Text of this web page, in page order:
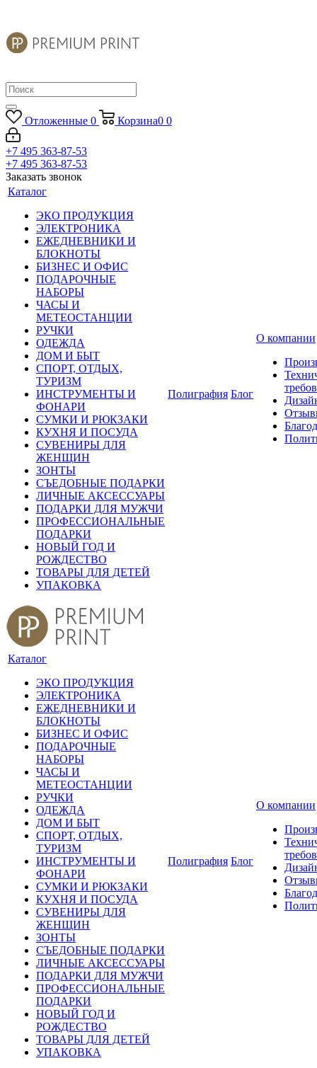
Отложенные 0 Корзина0 0
+7 495 363-87-53
+7 495 363-87-53
Заказать звонок
Каталог
ЭКО ПРОДУКЦИЯ
ЭЛЕКТРОНИКА
ЕЖЕДНЕВНИКИ И
БЛОКНОТЫ
БИЗНЕС И ОФИС
ПОДАРОЧНЫЕ
НАБОРЫ
ЧАСЫ И
МЕТЕОСТАНЦИИ
РУЧКИ
ОДЕЖДА
ДОМ И БЫТ
СПОРТ, ОТДЫХ,
ТУРИЗМ
ИНСТРУМЕНТЫ И
ФОНАРИ
СУМКИ И РЮКЗАКИ
КУХНЯ И ПОСУДА
СУВЕНИРЫ ДЛЯ
ЖЕНЩИН
ЗОНТЫ
СЪЕДОБНЫЕ ПОДАРКИ
ЛИЧНЫЕ АКСЕССУАРЫ
ПОДАРКИ ДЛЯ МУЖЧИ
ПРОФЕССИОНАЛЬНЫЕ
ПОДАРКИ
НОВЫЙ ГОД И
РОЖДЕСТВО
ТОВАРЫ ДЛЯ ДЕТЕЙ
УПАКОВКА
Полиграфия Блог
О компании
Каталог
ЭКО ПРОДУКЦИЯ
ЭЛЕКТРОНИКА
ЕЖЕДНЕВНИКИ И
БЛОКНОТЫ
БИЗНЕС И ОФИС
ПОДАРОЧНЫЕ
НАБОРЫ
ЧАСЫ И
МЕТЕОСТАНЦИИ
РУЧКИ
ОДЕЖДА
ДОМ И БЫТ
СПОРТ, ОТДЫХ,
ТУРИЗМ
ИНСТРУМЕНТЫ И
ФОНАРИ
СУМКИ И РЮКЗАКИ
КУХНЯ И ПОСУДА
СУВЕНИРЫ ДЛЯ
ЖЕНЩИН
ЗОНТЫ
СЪЕДОБНЫЕ ПОДАРКИ
ЛИЧНЫЕ АКСЕССУАРЫ
ПОДАРКИ ДЛЯ МУЖЧИ
ПРОФЕССИОНАЛЬНЫЕ
ПОДАРКИ
НОВЫЙ ГОД И
РОЖДЕСТВО
ТОВАРЫ ДЛЯ ДЕТЕЙ
УПАКОВКА
Полиграфия Блог
О компании